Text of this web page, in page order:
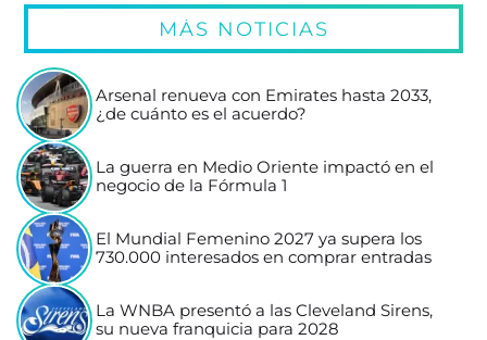
MÁS NOTICIAS
Arsenal renueva con Emirates hasta 2033,
¿de cuánto es el acuerdo?
La guerra en Medio Oriente impactó en el
negocio de la Fórmula 1
El Mundial Femenino 2027 ya supera los
730.000 interesados en comprar entradas
La WNBA presentó a las Cleveland Sirens,
su nueva franquicia para 2028